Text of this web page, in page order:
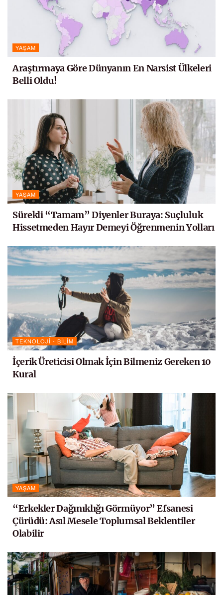
YAŞAM
Araştırmaya Göre Dünyanın En Narsist Ülkeleri
Belli Oldu!
YAŞAM
Sürekli “Tamam” Diyenler Buraya: Suçluluk
Hissetmeden Hayır Demeyi Öğrenmenin Yolları
TEKNOLOJI - BILIM
İçerik Üreticisi Olmak İçin Bilmeniz Gereken 10
Kural
YAŞAM
“Erkekler Dağınıklığı Görmüyor” Efsanesi
Çürüdü: Asıl Mesele Toplumsal Beklentiler
Olabilir